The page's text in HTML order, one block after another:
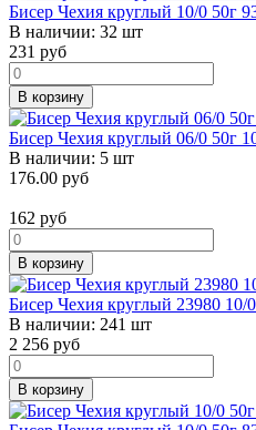
Бисер Чехия круглый 10/0 50г
В наличии: 32 шт
231 руб
В корзину
Бисер Чехия круглый 06/0 50г
В наличии: 5 шт
176.00 руб
162 руб
В корзину
Бисер Чехия круглый 23980 10/
В наличии: 241 шт
2 256 руб
В корзину